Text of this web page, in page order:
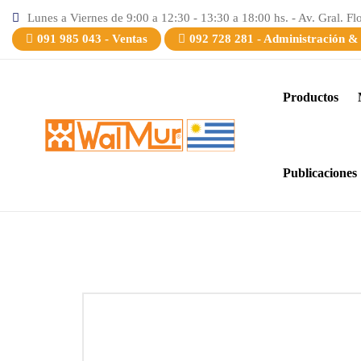
Lunes a Viernes de 9:00 a 12:30 - 13:30 a 18:00 hs. - Av. Gral.
091 985 043 - Ventas
092 728 281 - Administración
Productos
Publicaciones